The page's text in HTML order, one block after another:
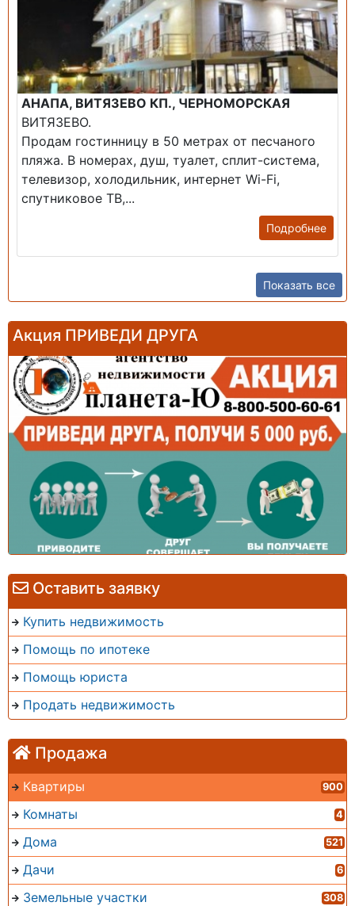
Оставить заявку
Купить недвижимость
Помощь по ипотеке
Помощь юриста
Продать недвижимость
Продажа
Квартиры 900
Комнаты 4
Дома 521
Дачи 6
Земельные участки 308
АНАПА, ВИТЯЗЕВО КП., ЧЕРНОМОРСКАЯ
ВИТЯЗЕВО.
Продам гостинницу в 50 метрах от песчаного
пляжа. В номерах, душ, туалет, сплит-система,
телевизор, холодильник, интернет Wi-Fi,
спутниковое ТВ,...
Подробнее
Показать все
Акция ПРИВЕДИ ДРУГА